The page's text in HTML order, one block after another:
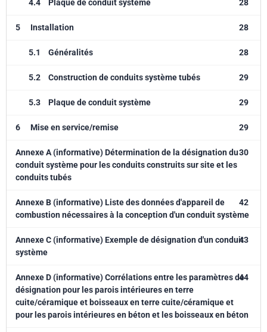
4.4 Plaque de conduit système 28
5 Installation 28
5.1 Généralités 28
5.2 Construction de conduits système tubés 29
5.3 Plaque de conduit système 29
6 Mise en service/remise 29
Annexe A (informative) Détermination de la désignation du
conduit système pour les conduits construits sur site et les
conduits tubés
30
Annexe B (informative) Liste des données d'appareil de
combustion nécessaires à la conception d'un conduit système
42
Annexe C (informative) Exemple de désignation d'un conduit
système
43
Annexe D (informative) Corrélations entre les paramètres de
désignation pour les parois intérieures en terre
cuite/céramique et boisseaux en terre cuite/céramique et
pour les parois intérieures en béton et les boisseaux en béton
44